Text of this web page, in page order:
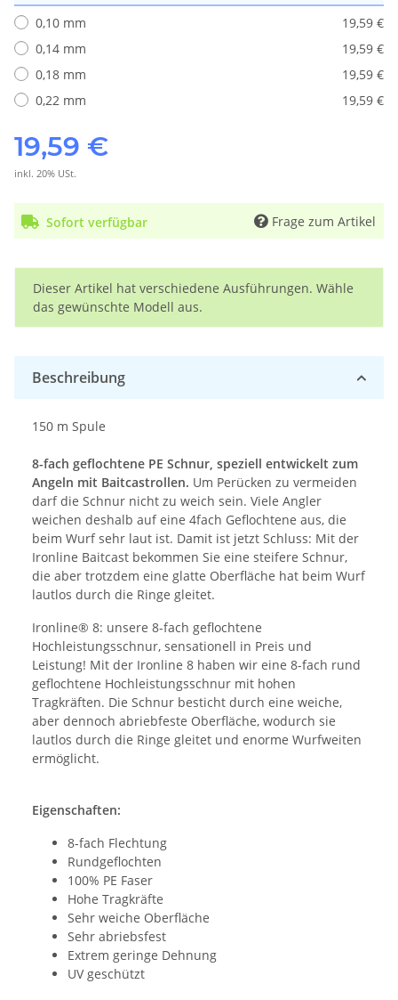
0,10 mm
19,59 €
0,14 mm
19,59 €
0,18 mm
19,59 €
0,22 mm
19,59 €
19,59 €
inkl. 20% USt.
Sofort verfügbar Frage zum Artikel
x
Dieser Artikel hat verschiedene Ausführungen. Wähle
das gewünschte Modell aus.
Beschreibung
150 m Spule
8-fach geflochtene PE Schnur, speziell entwickelt zum
Angeln mit Baitcastrollen. Um Perücken zu vermeiden
darf die Schnur nicht zu weich sein. Viele Angler
weichen deshalb auf eine 4fach Geflochtene aus, die
beim Wurf sehr laut ist. Damit ist jetzt Schluss: Mit der
Ironline Baitcast bekommen Sie eine steifere Schnur,
die aber trotzdem eine glatte Oberfläche hat beim Wurf
lautlos durch die Ringe gleitet.
Ironline® 8: unsere 8-fach geflochtene
Hochleistungsschnur, sensationell in Preis und
Leistung! Mit der Ironline 8 haben wir eine 8-fach rund
geflochtene Hochleistungsschnur mit hohen
Tragkräften. Die Schnur besticht durch eine weiche,
aber dennoch abriebfeste Oberfläche, wodurch sie
lautlos durch die Ringe gleitet und enorme Wurfweiten
ermöglicht.
Eigenschaften:
8-fach Flechtung
Rundgeflochten
100% PE Faser
Hohe Tragkräfte
Sehr weiche Oberfläche
Sehr abriebsfest
Extrem geringe Dehnung
UV geschützt